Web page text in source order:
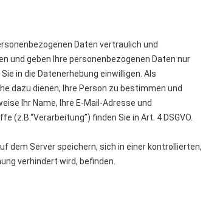
Daten vertraulich und
und geben Ihre personenbezogenen Daten nur
in die Datenerhebung einwilligen. Als
dazu dienen, Ihre Person zu bestimmen und
Ihr Name, Ihre E-Mail-Adresse und
finden Sie in Art. 4 DSGVO.
dem Server speichern, sich in einer kontrollierten,
verhindert wird, befinden.